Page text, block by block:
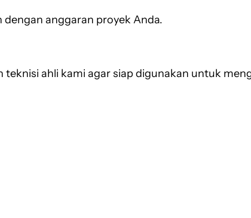
anggaran proyek Anda.
ahli kami agar siap digunakan untuk